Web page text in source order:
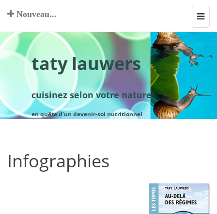
Nouveau...
taty lauwers
cuisinez selon votre nature
en quête d'un devenir-soi nutritionnel
Infographies